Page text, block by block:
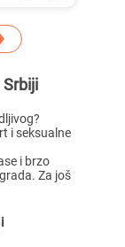
i seksualne
i brzo
Za još